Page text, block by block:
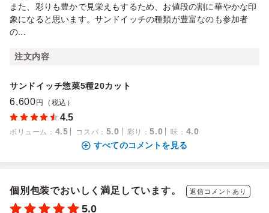
また、彩りも豊かで見栄えもするため、お値段の割に華やかな印
象になると思います。サンドイッチの種類が豊富なのも参加者
の...
注文内容
サンドイッチ惣菜5種20カット
6,600 円（税込）
4.5
ボリューム ： 4.5 コスパ ： 5.0 彩り ：5.0 味 ： 4.0
すべてのコメントを見る
個別包装でおいしく満足しています。 返信コメントあり
5.0